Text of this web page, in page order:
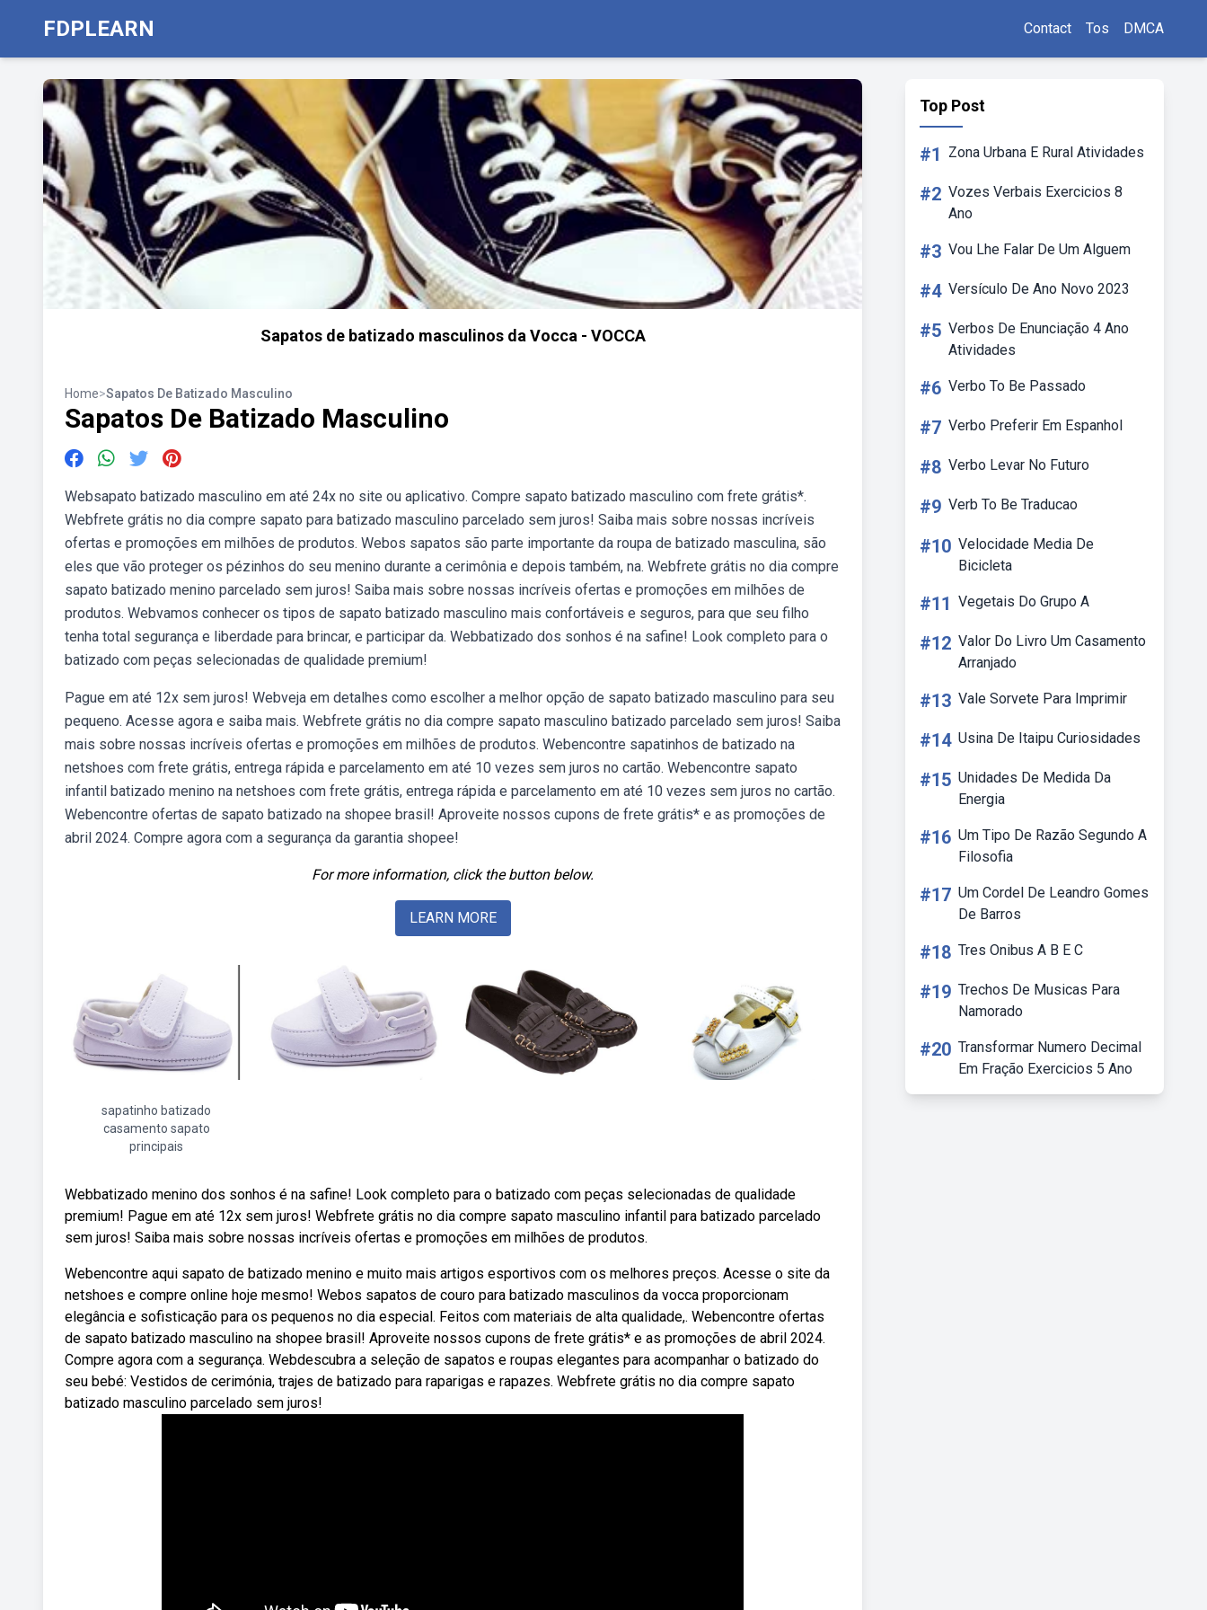
FDPLEARN Contact Tos DMCA
Sapatos de batizado masculinos da Vocca - VOCCA
Home>Sapatos De Batizado Masculino
Sapatos De Batizado Masculino
Websapato batizado masculino em até 24x no site ou aplicativo. Compre sapato batizado masculino com frete grátis*.
Webfrete grátis no dia compre sapato para batizado masculino parcelado sem juros! Saiba mais sobre nossas incríveis
ofertas e promoções em milhões de produtos. Webos sapatos são parte importante da roupa de batizado masculina, são
eles que vão proteger os pézinhos do seu menino durante a cerimônia e depois também, na. Webfrete grátis no dia compre
sapato batizado menino parcelado sem juros! Saiba mais sobre nossas incríveis ofertas e promoções em milhões de
produtos. Webvamos conhecer os tipos de sapato batizado masculino mais confortáveis e seguros, para que seu filho
tenha total segurança e liberdade para brincar, e participar da. Webbatizado dos sonhos é na safine! Look completo para o
batizado com peças selecionadas de qualidade premium!
Pague em até 12x sem juros! Webveja em detalhes como escolher a melhor opção de sapato batizado masculino para seu
pequeno. Acesse agora e saiba mais. Webfrete grátis no dia compre sapato masculino batizado parcelado sem juros! Saiba
mais sobre nossas incríveis ofertas e promoções em milhões de produtos. Webencontre sapatinhos de batizado na
netshoes com frete grátis, entrega rápida e parcelamento em até 10 vezes sem juros no cartão. Webencontre sapato
infantil batizado menino na netshoes com frete grátis, entrega rápida e parcelamento em até 10 vezes sem juros no cartão.
Webencontre ofertas de sapato batizado na shopee brasil! Aproveite nossos cupons de frete grátis* e as promoções de
abril 2024. Compre agora com a segurança da garantia shopee!
For more information, click the button below.
LEARN MORE
sapatinho batizado
casamento sapato
principais
Webbatizado menino dos sonhos é na safine! Look completo para o batizado com peças selecionadas de qualidade
premium! Pague em até 12x sem juros! Webfrete grátis no dia compre sapato masculino infantil para batizado parcelado
sem juros! Saiba mais sobre nossas incríveis ofertas e promoções em milhões de produtos.
Webencontre aqui sapato de batizado menino e muito mais artigos esportivos com os melhores preços. Acesse o site da
netshoes e compre online hoje mesmo! Webos sapatos de couro para batizado masculinos da vocca proporcionam
elegância e sofisticação para os pequenos no dia especial. Feitos com materiais de alta qualidade,. Webencontre ofertas
de sapato batizado masculino na shopee brasil! Aproveite nossos cupons de frete grátis* e as promoções de abril 2024.
Compre agora com a segurança. Webdescubra a seleção de sapatos e roupas elegantes para acompanhar o batizado do
seu bebé: Vestidos de cerimónia, trajes de batizado para raparigas e rapazes. Webfrete grátis no dia compre sapato
batizado masculino parcelado sem juros!
Top Post
#1 Zona Urbana E Rural Atividades
#2 Vozes Verbais Exercicios 8
Ano
#3 Vou Lhe Falar De Um Alguem
#4 Versículo De Ano Novo 2023
#5 Verbos De Enunciação 4 Ano
Atividades
#6 Verbo To Be Passado
#7 Verbo Preferir Em Espanhol
#8 Verbo Levar No Futuro
#9 Verb To Be Traducao
#10 Velocidade Media De
Bicicleta
#11 Vegetais Do Grupo A
#12 Valor Do Livro Um Casamento
Arranjado
#13 Vale Sorvete Para Imprimir
#14 Usina De Itaipu Curiosidades
#15 Unidades De Medida Da
Energia
#16 Um Tipo De Razão Segundo A
Filosofia
#17 Um Cordel De Leandro Gomes
De Barros
#18 Tres Onibus A B E C
#19 Trechos De Musicas Para
Namorado
#20 Transformar Numero Decimal
Em Fração Exercicios 5 Ano